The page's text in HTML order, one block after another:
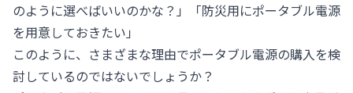
のように選べばいいのかな？」「防災用にポータブル電源
を用意しておきたい」
このように、さまざまな理由でポータブル電源の購入を検
討しているのではないでしょうか？